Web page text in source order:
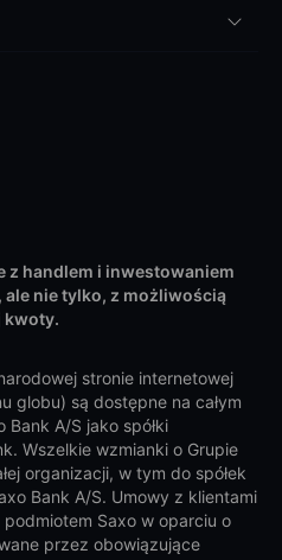
z handlem i inwestowaniem
nie tylko, z możliwością
kwoty.
stronie internetowej
globu) są dostępne na całym
Bank A/S jako spółki
Wszelkie wzmianki o Grupie
organizacji, w tym do spółek
Bank A/S. Umowy z klientami
Saxo w oparciu o
przez obowiązujące